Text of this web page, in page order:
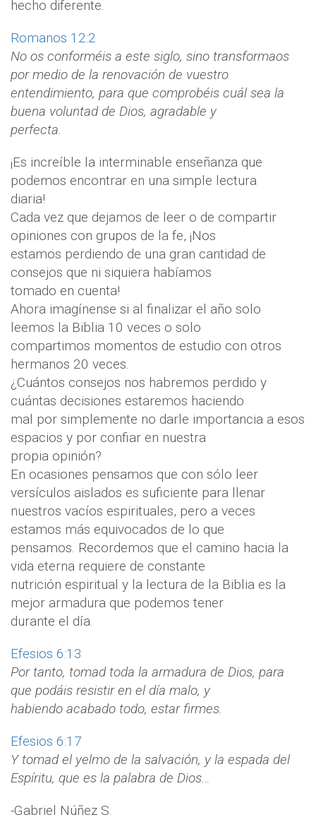
hecho diferente.
Romanos 12:2
No os conforméis a este siglo, sino transformaos
por medio de la renovación de vuestro
entendimiento, para que comprobéis cuál sea la
buena voluntad de Dios, agradable y
perfecta.
¡Es increíble la interminable enseñanza que
podemos encontrar en una simple lectura
diaria!
Cada vez que dejamos de leer o de compartir
opiniones con grupos de la fe, ¡Nos
estamos perdiendo de una gran cantidad de
consejos que ni siquiera habíamos
tomado en cuenta!
Ahora imagínense si al finalizar el año solo
leemos la Biblia 10 veces o solo
compartimos momentos de estudio con otros
hermanos 20 veces.
¿Cuántos consejos nos habremos perdido y
cuántas decisiones estaremos haciendo
mal por simplemente no darle importancia a esos
espacios y por confiar en nuestra
propia opinión?
En ocasiones pensamos que con sólo leer
versículos aislados es suficiente para llenar
nuestros vacíos espirituales, pero a veces
estamos más equivocados de lo que
pensamos. Recordemos que el camino hacia la
vida eterna requiere de constante
nutrición espiritual y la lectura de la Biblia es la
mejor armadura que podemos tener
durante el día.
Efesios 6:13
Por tanto, tomad toda la armadura de Dios, para
que podáis resistir en el día malo, y
habiendo acabado todo, estar firmes.
Efesios 6:17
Y tomad el yelmo de la salvación, y la espada del
Espíritu, que es la palabra de Dios…
-Gabriel Núñez S.